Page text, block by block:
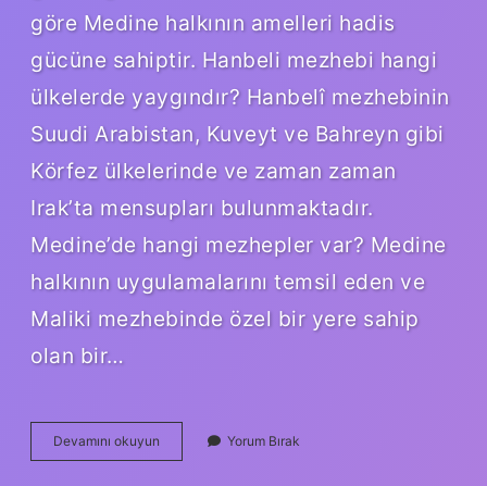
göre Medine halkının amelleri hadis
gücüne sahiptir. Hanbeli mezhebi hangi
ülkelerde yaygındır? Hanbelî mezhebinin
Suudi Arabistan, Kuveyt ve Bahreyn gibi
Körfez ülkelerinde ve zaman zaman
Irak’ta mensupları bulunmaktadır.
Medine’de hangi mezhepler var? Medine
halkının uygulamalarını temsil eden ve
Maliki mezhebinde özel bir yere sahip
olan bir…
Devamını okuyun
Mezhebi
Yorum Bırak